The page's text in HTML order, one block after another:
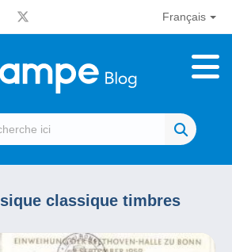
Français
classique timbres